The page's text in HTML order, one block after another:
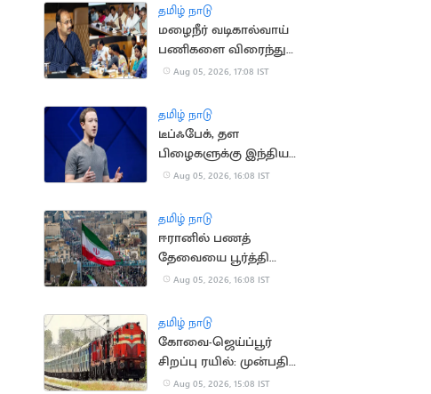
தமிழ் நாடு
மழைநீர் வடிகால்வாய்
பணிகளை விரைந்து
முடிக்க உத்தரவு
Aug 05, 2026, 17:08 IST
தமிழ் நாடு
டீப்ஃபேக், தள
பிழைகளுக்கு இந்திய
அரசிடம் மன்னிப்பு
Aug 05, 2026, 16:08 IST
தமிழ் நாடு
ஈரானில் பணத்
தேவையை பூர்த்தி
செய்ய திண்டாடும்
Aug 05, 2026, 16:08 IST
தமிழ் நாடு
கோவை-ஜெய்ப்பூர்
சிறப்பு ரயில்: முன்பதிவு
நாளை தொடக்கம்
Aug 05, 2026, 15:08 IST